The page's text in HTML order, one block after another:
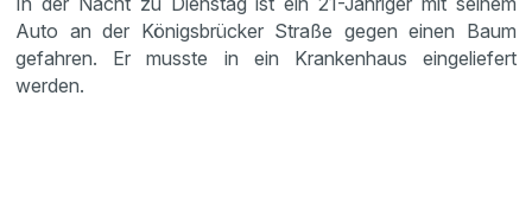
Auto an der Königsbrücker Straße gegen einen Baum
gefahren. Er musste in ein Krankenhaus eingeliefert
werden.